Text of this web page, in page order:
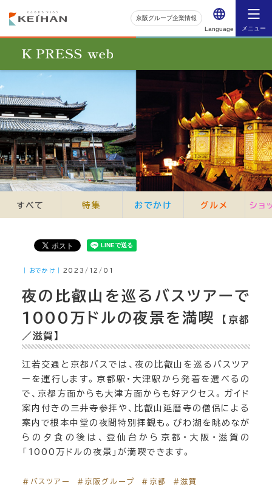
Language メニュー
京阪グループ企業情報
すべて 特集 おでかけ グルメ ショ
｜おでかけ｜ 2023/12/01
夜の比叡山を巡るバスツアーで
1000万ドルの夜景を満喫
【京都
／滋賀】
江若交通と京都バスでは、夜の比叡山を巡るバスツア
ーを運行します。京都駅・大津駅から発着を選べるの
で、京都方面からも大津方面からも好アクセス。ガイド
案内付きの三井寺参拝や、比叡山延暦寺の僧侶による
案内で根本中堂の夜間特別拝観も。びわ湖を眺めなが
らの夕食の後は、登仙台から京都・大阪・滋賀の
「1000万ドルの夜景」が満喫できます。
＃バスツアー ＃京阪グループ ＃京都 ＃滋賀